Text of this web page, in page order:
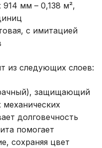
мм – 0,138 м²,
с имитацией
из следующих слоев:
защищающий
механических
долговечность
помогает
сохраняя цвет